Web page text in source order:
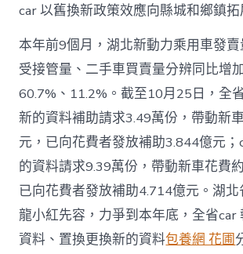
car 以舊換新政策效應向縣城和鄉鎮拓
本年前9個月，湖北新動力乘用車發
受接管量、二手車買賣量分辨同比增
60.7%、11.2%。截至10月25日，全
新的資料補助請求3.49萬份，帶動新
元，已向花費者發放補助3.844億元；
的資料請求9.39萬份，帶動新車花費
已向花費者發放補助4.714億元。湖
龍小紅先容，力爭到本年底，全省car
資料、置換更換新的資料包養網 花圃